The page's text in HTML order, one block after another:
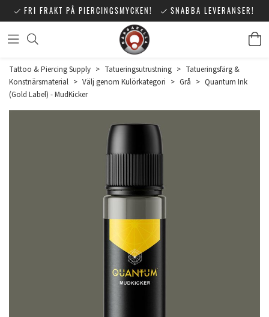
FRI FRAKT PÅ PIERCINGSMYCKEN! SNABBA LEVERANSER!
Tattoo & Piercing Supply > Tatueringsutrustning > Tatueringsfärg &
Konstnärsmaterial > Välj genom Kulörkategori > Grå > Quantum Ink
(Gold Label) - MudKicker